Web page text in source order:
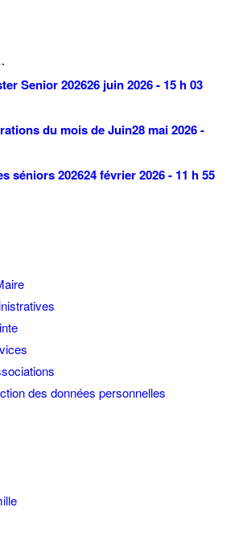
Senior 202626 juin 2026 - 15 h 03
du mois de Juin28 mai 2026 -
séniors 202624 février 2026 - 11 h 55
des données personnelles